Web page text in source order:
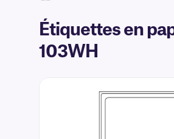
Étiquettes en
103WH